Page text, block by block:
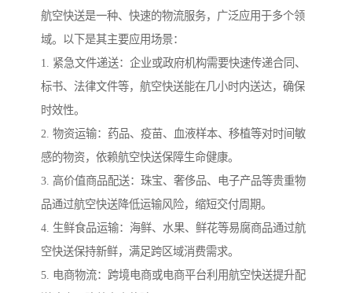
航空快送是一种、快速的物流服务，广泛应用于多个领
域。以下是其主要应用场景：
1. 紧急文件递送：企业或政府机构需要快速传递合同、
标书、法律文件等，航空快送能在几小时内送达，确保
时效性。
2. 物资运输：药品、疫苗、血液样本、移植等对时间敏
感的物资，依赖航空快送保障生命健康。
3. 高价值商品配送：珠宝、奢侈品、电子产品等贵重物
品通过航空快送降低运输风险，缩短交付周期。
4. 生鲜食品运输：海鲜、水果、鲜花等易腐商品通过航
空快送保持新鲜，满足跨区域消费需求。
5. 电商物流：跨境电商或电商平台利用航空快送提升配